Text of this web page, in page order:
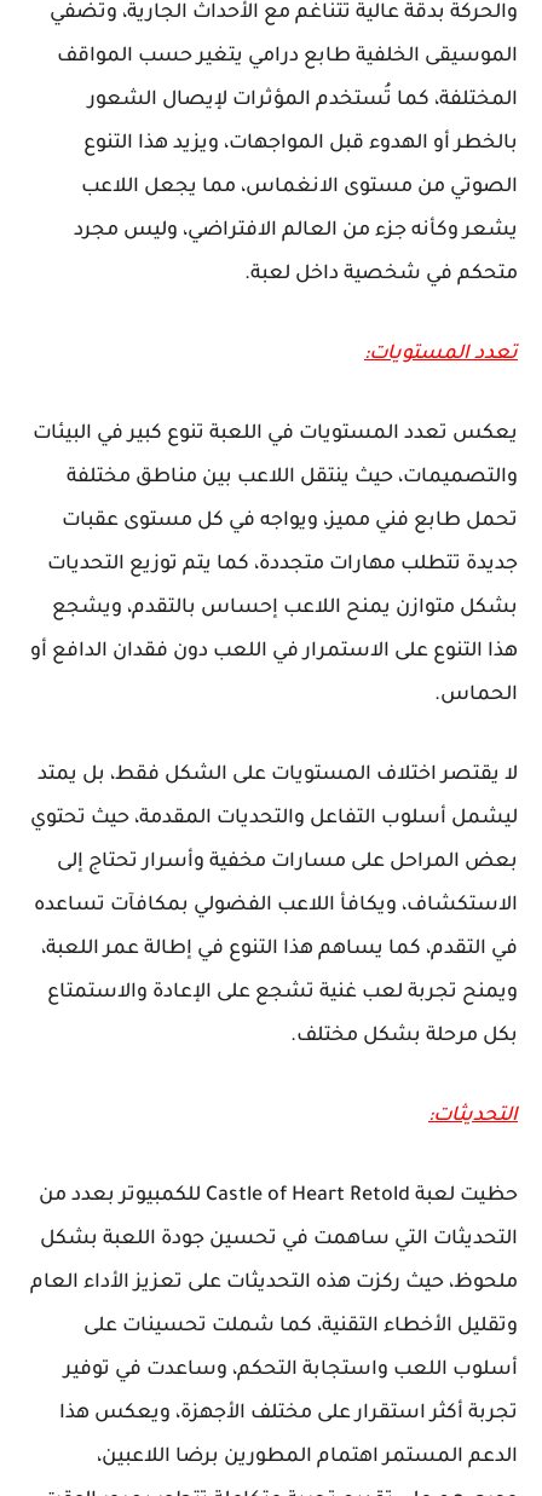
والحركة بدقة عالية تتناغم مع الأحداث الجارية، وتضفي
الموسيقى الخلفية طابع درامي يتغير حسب المواقف
المختلفة، كما تُستخدم المؤثرات لإيصال الشعور
بالخطر أو الهدوء قبل المواجهات، ويزيد هذا التنوع
الصوتي من مستوى الانغماس، مما يجعل اللاعب
يشعر وكأنه جزء من العالم الافتراضي، وليس مجرد
متحكم في شخصية داخل لعبة.
تعدد المستويات:
يعكس تعدد المستويات في اللعبة تنوع كبير في البيئات
والتصميمات، حيث ينتقل اللاعب بين مناطق مختلفة
تحمل طابع فني مميز، ويواجه في كل مستوى عقبات
جديدة تتطلب مهارات متجددة، كما يتم توزيع التحديات
بشكل متوازن يمنح اللاعب إحساس بالتقدم، ويشجع
هذا التنوع على الاستمرار في اللعب دون فقدان الدافع أو
الحماس.
لا يقتصر اختلاف المستويات على الشكل فقط، بل يمتد
ليشمل أسلوب التفاعل والتحديات المقدمة، حيث تحتوي
بعض المراحل على مسارات مخفية وأسرار تحتاج إلى
الاستكشاف، ويكافأ اللاعب الفضولي بمكافآت تساعده
في التقدم، كما يساهم هذا التنوع في إطالة عمر اللعبة،
ويمنح تجربة لعب غنية تشجع على الإعادة والاستمتاع
بكل مرحلة بشكل مختلف.
التحديثات:
حظيت لعبة Castle of Heart Retold للكمبيوتر بعدد من
التحديثات التي ساهمت في تحسين جودة اللعبة بشكل
ملحوظ، حيث ركزت هذه التحديثات على تعزيز الأداء العام
وتقليل الأخطاء التقنية، كما شملت تحسينات على
أسلوب اللعب واستجابة التحكم، وساعدت في توفير
تجربة أكثر استقرار على مختلف الأجهزة، ويعكس هذا
الدعم المستمر اهتمام المطورين برضا اللاعبين،